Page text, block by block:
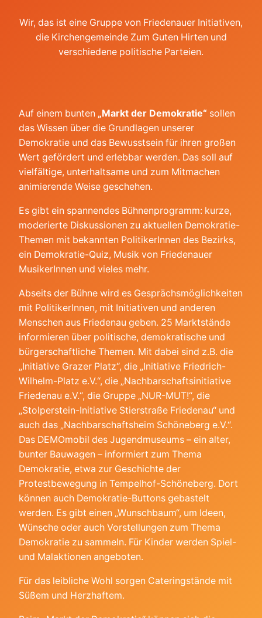
Wir, das ist eine Gruppe von Friedenauer Initiativen,
die Kirchengemeinde Zum Guten Hirten und
verschiedene politische Parteien.
Auf einem bunten „Markt der Demokratie“ sollen
das Wissen über die Grundlagen unserer
Demokratie und das Bewusstsein für ihren großen
Wert gefördert und erlebbar werden. Das soll auf
vielfältige, unterhaltsame und zum Mitmachen
animierende Weise geschehen.
Es gibt ein spannendes Bühnenprogramm: kurze,
moderierte Diskussionen zu aktuellen Demokratie-
Themen mit bekannten PolitikerInnen des Bezirks,
ein Demokratie-Quiz, Musik von Friedenauer
MusikerInnen und vieles mehr.
Abseits der Bühne wird es Gesprächsmöglichkeiten
mit PolitikerInnen, mit Initiativen und anderen
Menschen aus Friedenau geben. 25 Marktstände
informieren über politische, demokratische und
bürgerschaftliche Themen. Mit dabei sind z.B. die
„Initiative Grazer Platz“, die „Initiative Friedrich-
Wilhelm-Platz e.V.“, die „Nachbarschaftsinitiative
Friedenau e.V.“, die Gruppe „NUR-MUT!“, die
„Stolperstein-Initiative Stierstraße Friedenau“ und
auch das „Nachbarschaftsheim Schöneberg e.V.“.
Das DEMOmobil des Jugendmuseums – ein alter,
bunter Bauwagen – informiert zum Thema
Demokratie, etwa zur Geschichte der
Protestbewegung in Tempelhof-Schöneberg. Dort
können auch Demokratie-Buttons gebastelt
werden. Es gibt einen „Wunschbaum“, um Ideen,
Wünsche oder auch Vorstellungen zum Thema
Demokratie zu sammeln. Für Kinder werden Spiel-
und Malaktionen angeboten.
Für das leibliche Wohl sorgen Cateringstände mit
Süßem und Herzhaftem.